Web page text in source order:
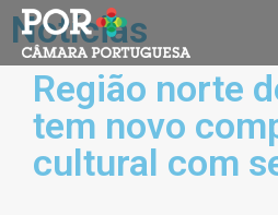
Notícias
Região norte
tem novo
cultural com